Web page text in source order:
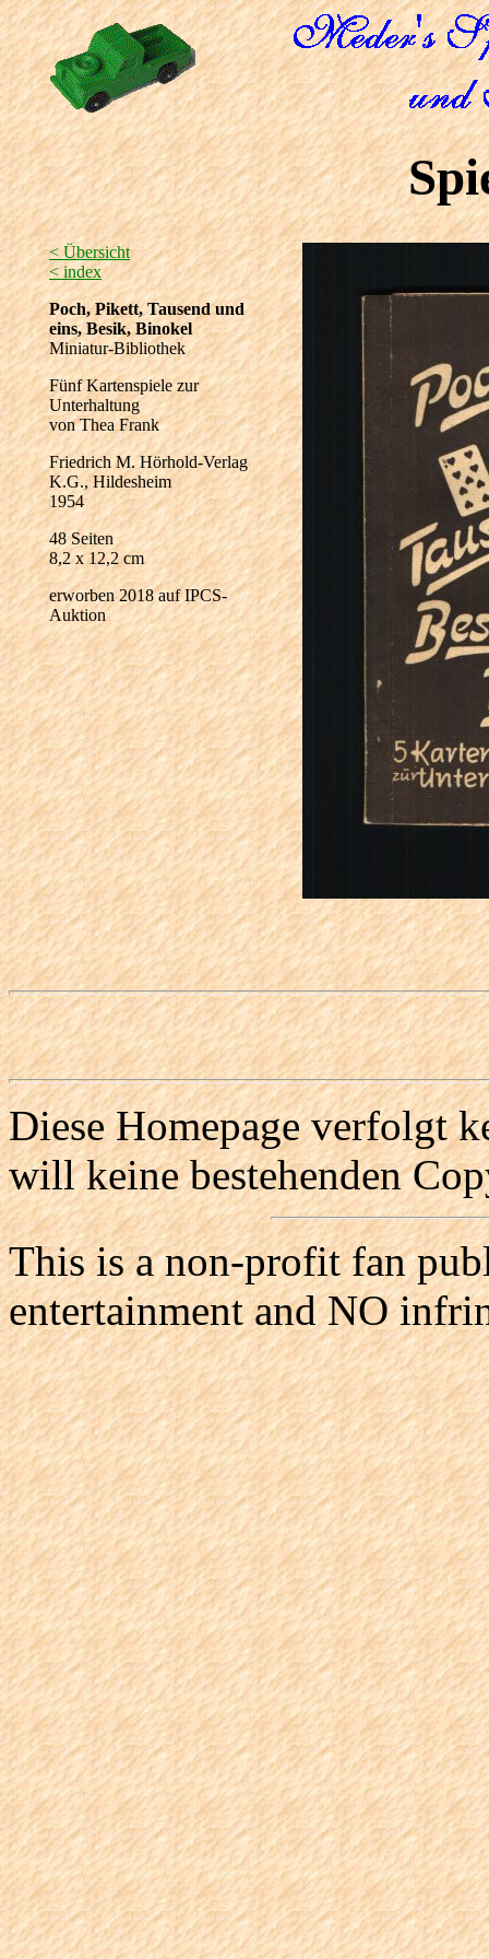
< Übersicht
< index
Poch, Pikett, Tausend und
eins, Besik, Binokel
Miniatur-Bibliothek
Fünf Kartenspiele zur
Unterhaltung
von Thea Frank
Friedrich M. Hörhold-Verlag
K.G., Hildesheim
1954
48 Seiten
8,2 x 12,2 cm
erworben 2018 auf IPCS-
Auktion
Diese Homepage verfolgt
will keine bestehenden
This is a non-profit fan
entertainment and NO